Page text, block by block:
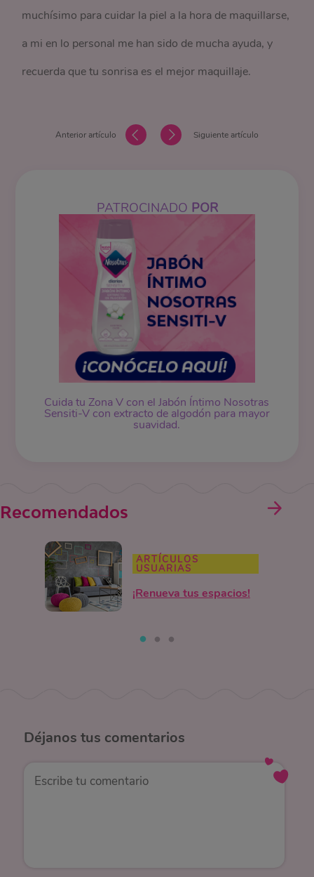
muchísimo para cuidar la piel a la hora de maquillarse,
a mi en lo personal me han sido de mucha ayuda, y
recuerda que tu sonrisa es el mejor maquillaje.
Anterior artículo Siguiente artículo
PATROCINADO POR
Cuida tu Zona V con el Jabón Íntimo Nosotras
Sensiti-V con extracto de algodón para mayor
suavidad.
Recomendados
ARTÍCULOS
USUARIAS
¡Renueva tus espacios!
Déjanos tus comentarios